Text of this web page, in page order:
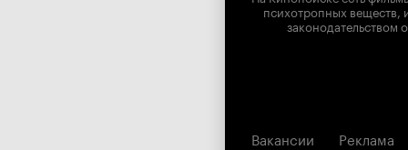
психотропных веществ,
законодательством
Вакансии Реклама